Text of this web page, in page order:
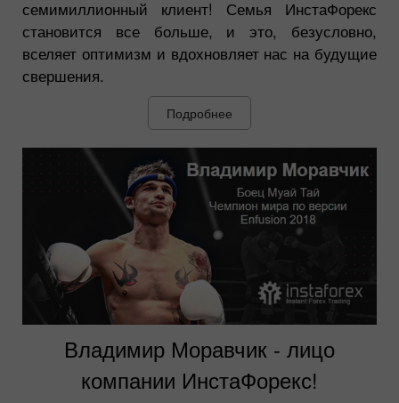
семимиллионный клиент! Семья ИнстаФорекс
становится все больше, и это, безусловно,
вселяет оптимизм и вдохновляет нас на будущие
свершения.
Подробнее
Владимир Моравчик - лицо
компании ИнстаФорекс!